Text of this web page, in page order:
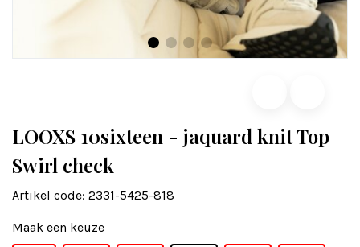
LOOXS 10sixteen - jaquard knit Top
Swirl check
Artikel code: 2331-5425-818
Maak een keuze